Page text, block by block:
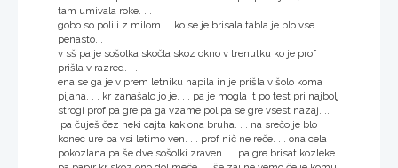
tam umivala roke. . .
gobo so polili z milom. . .ko se je brisala tabla je blo vse
penasto. . .
v sš pa je sošolka skočla skoz okno v trenutku ko je prof
prišla v razred. . .
ena se ga je v prem letniku napila in je prišla v šolo koma
pijana. . . kr zanašalo jo je. . . pa je mogla it po test pri najbolj
strogi prof pa gre pa ga vzame pol pa se gre vsest nazaj. ..
pa čuješ čez neki cajta kak ona bruha. . . na srečo je blo
konec ure pa vsi letimo ven. . . prof nič ne reče. . . ona cela
pokozlana pa še dve sošolki zraven. . . pa gre brisat kozleke